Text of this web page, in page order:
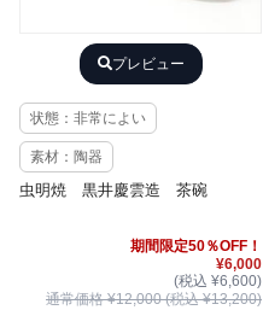
プレビュー
状態：非常によい
素材：陶器
虫明焼 黒井慶雲造 茶碗
期間限定50％OFF！
¥6,000
(税込 ¥6,600)
通常価格 ¥12,000 (税込 ¥13,200)